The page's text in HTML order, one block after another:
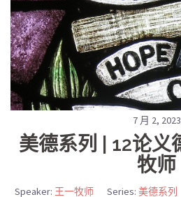
7 月 2, 2023
美德系列 | 12论义
牧师
Speaker: 王一牧师 Series: 美德系列